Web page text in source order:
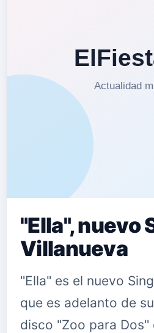
"Ella", nuevo
Villanueva
"Ella" es el nuevo
que es adelanto de
disco "Zoo para Dos"